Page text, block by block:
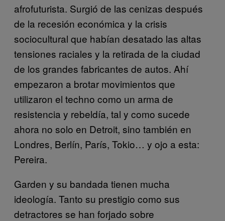
afrofuturista. Surgió de las cenizas después
de la recesión económica y la crisis
sociocultural que habían desatado las altas
tensiones raciales y la retirada de la ciudad
de los grandes fabricantes de autos. Ahí
empezaron a brotar movimientos que
utilizaron el techno como un arma de
resistencia y rebeldía, tal y como sucede
ahora no solo en Detroit, sino también en
Londres, Berlín, París, Tokio… y ojo a esta:
Pereira.
Garden y su bandada tienen mucha
ideología. Tanto su prestigio como sus
detractores se han forjado sobre